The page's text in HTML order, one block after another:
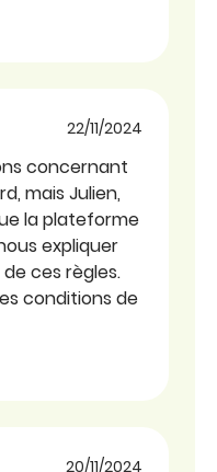
forme d'étoiles
22/11/2024
concernant
mais Julien,
la plateforme
expliquer
ces règles.
conditions de
forme d'étoiles
20/11/2024